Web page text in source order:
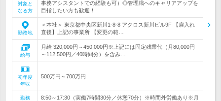
対象と
なる方
事務アシスタントでの経験も可）◎管理職へのキャリアアップを
目指したい方も歓迎！
勤務地
＜本社＞ 東京都中央区新川1-8-8 アクロス新川ビル9F 【雇入れ
直後】上記の事業所 【変更の範…
給与
月給 320,000円～450,000円※上記には固定残業代（月80,000円
～112,500円／40時間分）を含み…
初年度
年収
500万円～700万円
勤務
8:50～17:30（実働7時間30分／休憩70分）※時間外労働あり※月